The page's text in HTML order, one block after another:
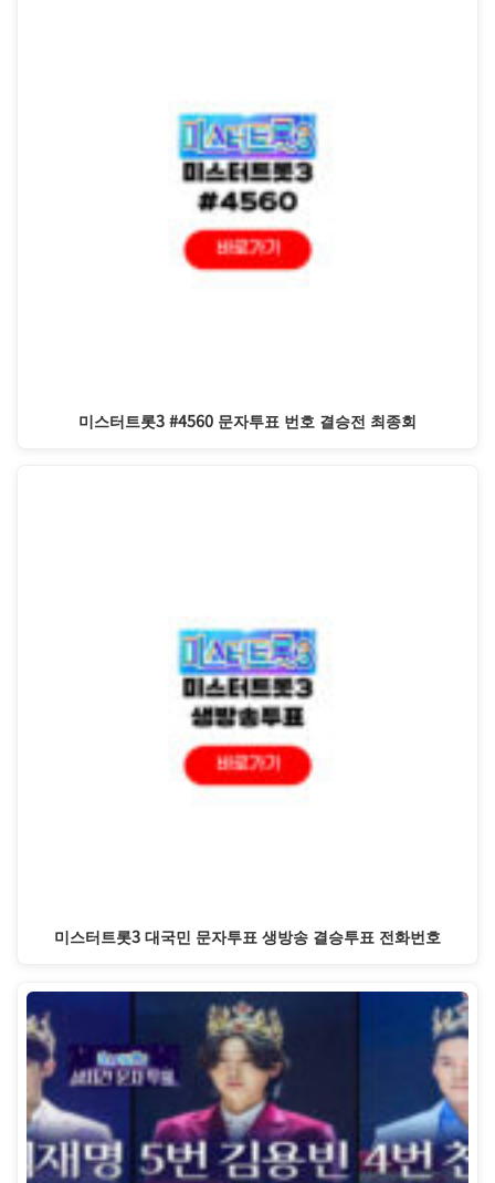
미스터트롯3 #4560 문자투표 번호 결승전 최종회
미스터트롯3 대국민 문자투표 생방송 결승투표 전화번호